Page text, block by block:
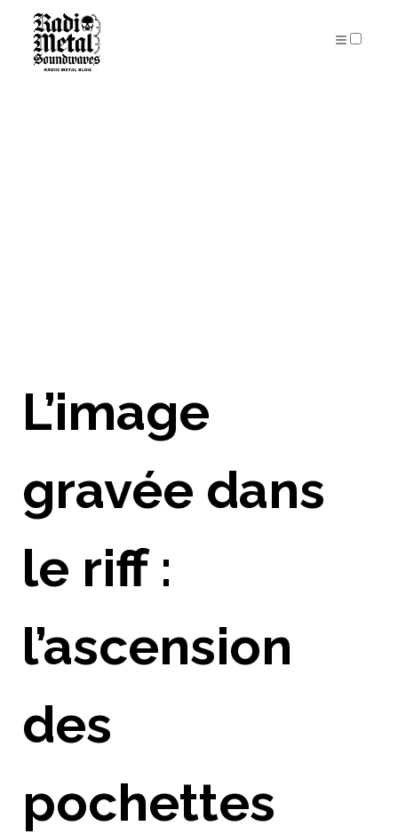
L’image
gravée dans
le riff :
l’ascension
des
pochettes